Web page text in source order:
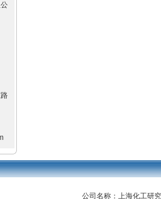
公司名称：上海化工研